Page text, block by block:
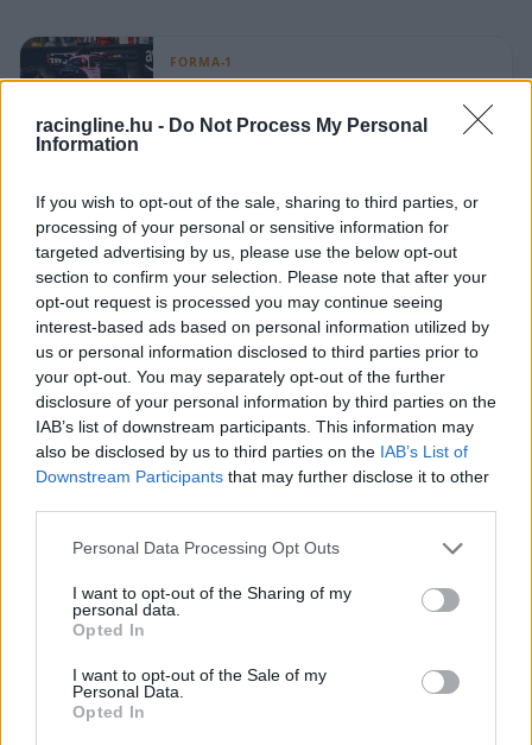
racingline.hu - Do Not Process My Personal
Information
If you wish to opt-out of the sale, sharing to third parties, or
processing of your personal or sensitive information for
targeted advertising by us, please use the below opt-out
section to confirm your selection. Please note that after your
opt-out request is processed you may continue seeing
interest-based ads based on personal information utilized by
us or personal information disclosed to third parties prior to
your opt-out. You may separately opt-out of the further
disclosure of your personal information by third parties on the
IAB’s list of downstream participants. This information may
also be disclosed by us to third parties on the IAB’s List of
Downstream Participants that may further disclose it to other
Please note that this website/app uses one or more Google
not limited to your visit or usage behaviour. You may click to
grant or deny consent to Google and its third-party tags to
use your data for below specified purposes in below Google
consent section.
Personal Data Processing Opt Outs
I want to opt-out of the Sharing of my
personal data.
Opted In
I want to opt-out of the Sale of my
Personal Data.
Opted In
FORMA-1
legnehezebb napját élte át az F1-ben
A felügyelők a döntésről szóló dokumentumban
azt írják, az Alpine bizonyítékkal állt elő arra,
hogy Gasly időben megnyomta a bokszutcai
sebességkorlátozót, és egy pillanatra sem lépte
át a megengedett 60 km/órás sebességet a
bokszutcában haladva. Maga Gasly is
nyilatkozatot tett arról, hogy fokozott
óvatossággal közelítette meg a bokszutcát,
miután mérnöke külön figyelmeztette is őt erre.
Az időmérésért felelős FOM (Formula One
Management) pedig szerdán szolgáltatott
adatokat annak bizonyítékaként, hogy a
által megtett távot, így túlbecsülte az autó